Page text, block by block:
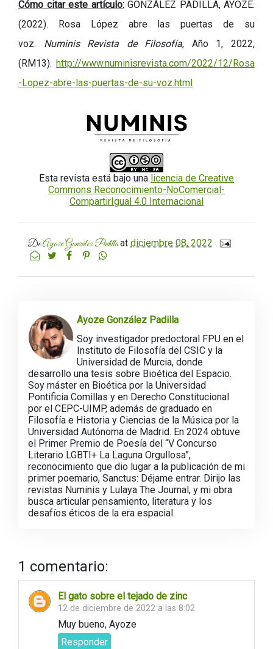
Cómo citar este artículo:GONZÁLEZ PADILLA, AYOZE.
(2022). Rosa López abre las puertas de su
voz.
Numinis Revista de Filosofía, Año 1, 2022,
(RM13). http://www.numinisrevista.com/2022/12/Rosa
-Lopez-abre-las-puertas-de-su-voz.html
Esta revista está bajo una licencia de Creative
Commons Reconocimiento-NoComercial-
CompartirIgual 4.0 Internacional
DeAyoze González Padillaat diciembre 08, 2022
Ayoze González Padilla
Soy investigador predoctoral FPU en el
Instituto de Filosofía del CSIC y la
Universidad de Murcia, donde
desarrollo una tesis sobre Bioética del Espacio.
Soy máster en Bioética por la Universidad
Pontificia Comillas y en Derecho Constitucional
por el CEPC-UIMP, además de graduado en
Filosofía e Historia y Ciencias de la Música por la
Universidad Autónoma de Madrid. En 2024 obtuve
el Primer Premio de Poesía del “V Concurso
Literario LGBTI+ La Laguna Orgullosa”,
reconocimiento que dio lugar a la publicación de mi
primer poemario, Sanctus: Déjame entrar. Dirijo las
revistas Numinis y Lulaya The Journal, y mi obra
busca articular pensamiento, literatura y los
desafíos éticos de la era espacial.
1 comentario:
El gato sobre el tejado de zinc
12 de diciembre de 2022 a las 8:02
Muy bueno, Ayoze
Responder